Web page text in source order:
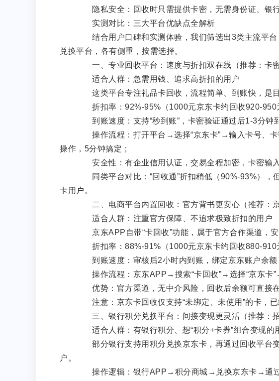
隐私安全：回收时只需提供卡密，无需身份证、银行
实测对比：三大平台优缺点全解析
结合用户口碑和实测体验，我们筛选出3类主流平台
兑换平台，各有侧重，按需选择。
一、专业回收平台：速度与折扣双在线（推荐：卡密
适合人群：急需用钱、追求高折扣的用户
这类平台专注礼品卡回收，流程简单、到账快，是目
折扣率：92%-95%（1000元京东卡约回收920-950
到账速度：支持“秒到账”，卡密验证通过后1-3分钟
操作流程：打开平台→选择“京东卡”→输入卡号、
操作，5分钟搞定；
安全性：有企业信用认证，交易全程加密，卡密输入
同类平台对比：“回收通”折扣稍低（90%-93%），
卡用户。
二、电商平台内置回收：官方背书更安心（推荐：京
适合人群：注重官方保障、不追求极致折扣的用户
京东APP自带“卡回收”功能，属于官方合作渠道，安
折扣率：88%-91%（1000元京东卡约回收880-910
到账速度：审核后2小时内到账，绑定京东账户余额
操作流程：京东APP→搜索“卡回收”→选择“京东卡
优势：官方渠道，无中介风险，回收后余额可直接在
注意：京东卡回收仅支持“未绑定、未使用”的卡，已
三、银行积分兑换平台：间接变现更灵活（推荐：招
适合人群：有银行积分、想“积分+卡券”组合变现的
部分银行支持用积分兑换京东卡，再通过回收平台变
户。
操作逻辑：银行APP→积分商城→兑换京东卡→通过